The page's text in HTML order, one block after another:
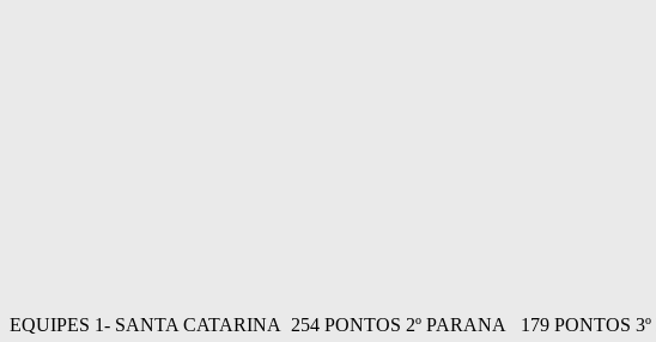
EQUIPES 1- SANTA CATARINA 254 PONTOS 2º PARANA 179 PONTOS